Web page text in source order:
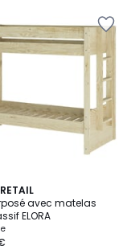
avec matelas
Bois massif ELORA